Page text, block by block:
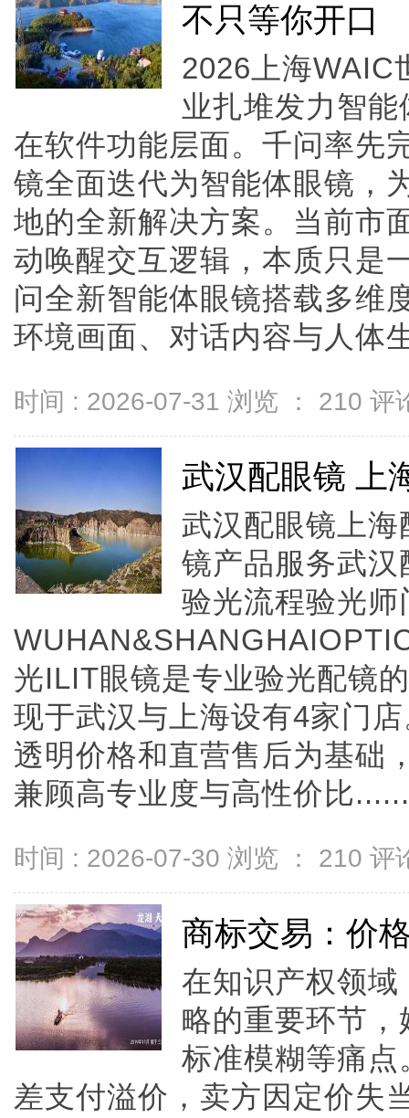
不只等你开口
2026上海WAIC
业扎堆发力智
在软件功能层面。千问率先
镜全面迭代为智能体眼镜，
地的全新解决方案。当前市
动唤醒交互逻辑，本质只是
问全新智能体眼镜搭载多维
环境画面、对话内容与人体
时间 : 2026-07-31 浏览 ： 210 评
武汉配眼镜 上
武汉配眼镜上
镜产品服务武
验光流程验光
光ILIT眼镜是专业验光配镜
现于武汉与上海设有4家门
透明价格和直营售后为基础
兼顾高专业度与高性价比......
时间 : 2026-07-30 浏览 ： 210 评
商标交易：价
在知识产权领
略的重要环节
标准模糊等痛
差支付溢价，卖方因定价失